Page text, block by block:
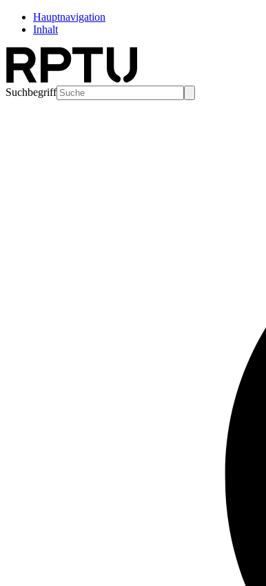
Hauptnavigation
Inhalt
Suchbegriff